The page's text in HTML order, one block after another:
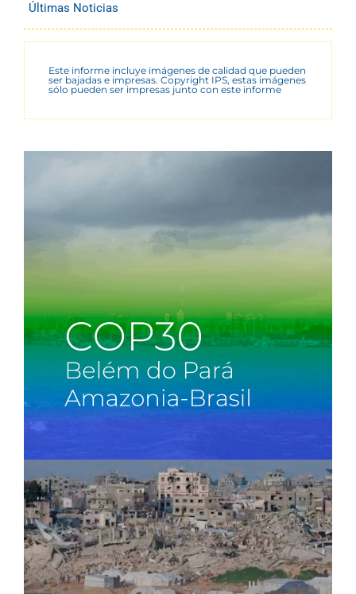
Últimas Noticias
Este informe incluye imágenes de calidad que pueden
ser bajadas e impresas. Copyright IPS, estas imágenes
sólo pueden ser impresas junto con este informe